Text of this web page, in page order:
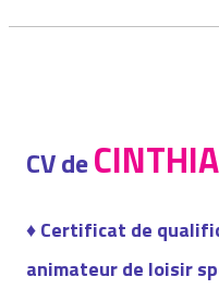
CV deCINTHIA
♦ Certificat de
animateur de loisir